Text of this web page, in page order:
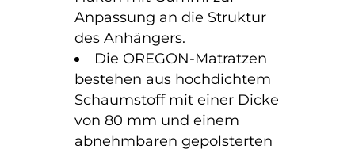
Anpassung an die Struktur
des Anhängers.
Die OREGON-Matratzen
bestehen aus hochdichtem
Schaumstoff mit einer Dicke
von 80 mm und einem
abnehmbaren gepolsterten